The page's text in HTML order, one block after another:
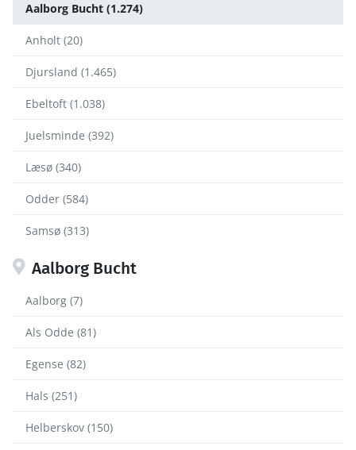
Aalborg Bucht (1.274)
Anholt (20)
Djursland (1.465)
Ebeltoft (1.038)
Juelsminde (392)
Læsø (340)
Odder (584)
Samsø (313)
Aalborg Bucht
Aalborg (7)
Als Odde (81)
Egense (82)
Hals (251)
Helberskov (150)